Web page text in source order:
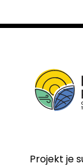
Projekt je